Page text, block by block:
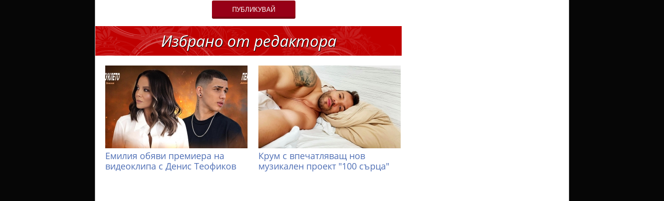
ПУБЛИКУВАЙ
Избрано от редактора
Емилия обяви премиера на
видеоклипа с Денис Теофиков
Крум с впечатляващ нов
музикален проект "100 сърца"